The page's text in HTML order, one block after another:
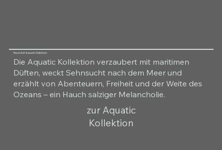
Raumduft Aquatic Kollektion
Die Aquatic Kollektion verzaubert mit maritimen
Düften, weckt Sehnsucht nach dem Meer und
erzählt von Abenteuern, Freiheit und der Weite des
Ozeans – ein Hauch salziger Melancholie.
zur Aquatic
Kollektion